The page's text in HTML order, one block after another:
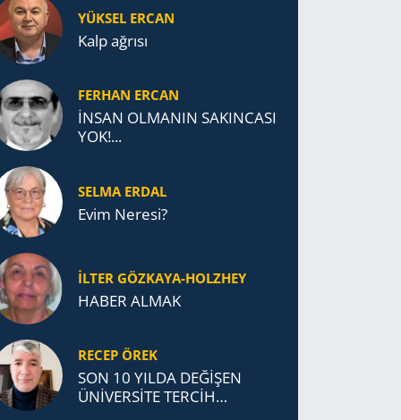
YÜKSEL ERCAN
Kalp ağrısı
FERHAN ERCAN
İNSAN OLMANIN SAKINCASI
YOK!...
SELMA ERDAL
Evim Neresi?
İLTER GÖZKAYA-HOLZHEY
HABER ALMAK
RECEP ÖREK
SON 10 YILDA DEĞİŞEN
ÜNİVERSİTE TERCİH